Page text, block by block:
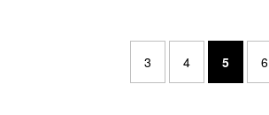
3 4 5 6